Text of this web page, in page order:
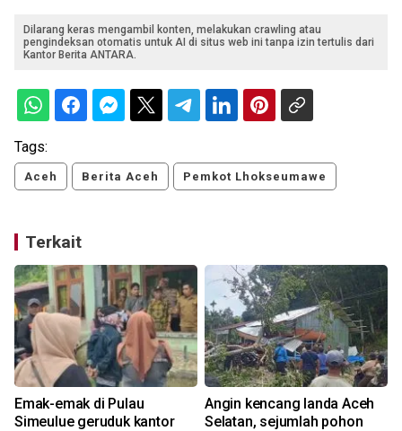
Dilarang keras mengambil konten, melakukan crawling atau
pengindeksan otomatis untuk AI di situs web ini tanpa izin tertulis dari
Kantor Berita ANTARA.
Tags:
Aceh Berita Aceh Pemkot Lhokseumawe
Terkait
Emak-emak di Pulau
Simeulue geruduk kantor
Angin kencang landa Aceh
Selatan, sejumlah pohon